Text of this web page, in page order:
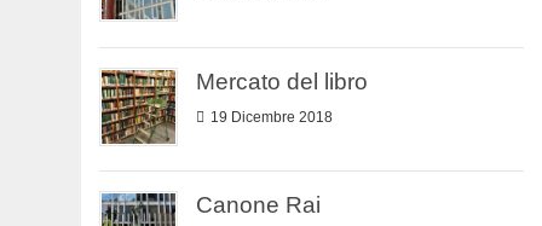
Mercato del libro
19 Dicembre 2018
Canone Rai